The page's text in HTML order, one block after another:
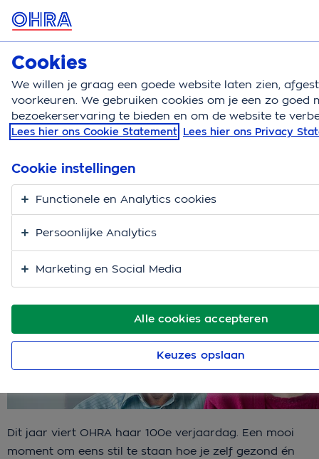
MENU
Zorgverzekering
Zorgverzekering Blog De expert vertelt
De belangrijkste
levenslessen om 100
jaar én ouder te
worden
Dit jaar viert OHRA haar 100e verjaardag. Een mooi
moment om eens stil te staan hoe je zelf gezond én
Cookies
We willen je graag een goede website laten zien,
voorkeuren. We gebruiken cookies om je een zo goed
bezoekerservaring te bieden en om de website te
Lees hier ons Cookie Statement Lees hier ons Privacy
Alle cookies accepteren
Cookie instellingen
Functionele en Analytics cookies
Persoonlijke Analytics
Marketing en Social Media
Keuzes opslaan